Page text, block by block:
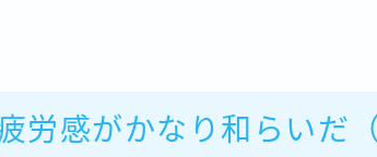
労感がかなり和らいだ